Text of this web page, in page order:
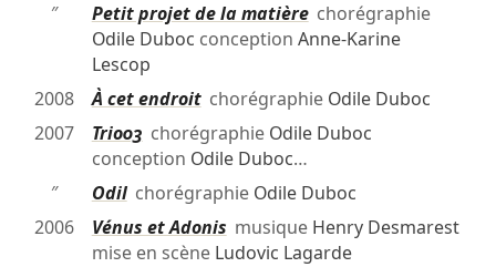
″
Petit projet de la matièrechorégraphie
Odile Duboc conception Anne-Karine
Lescop
2008
À cet endroitchorégraphie Odile Duboc
2007
Trio03 chorégraphie Odile Duboc
conception Odile Duboc…
″
Odilchorégraphie Odile Duboc
2006
Vénus et Adonis musique Henry Desmarest
mise en scène Ludovic Lagarde